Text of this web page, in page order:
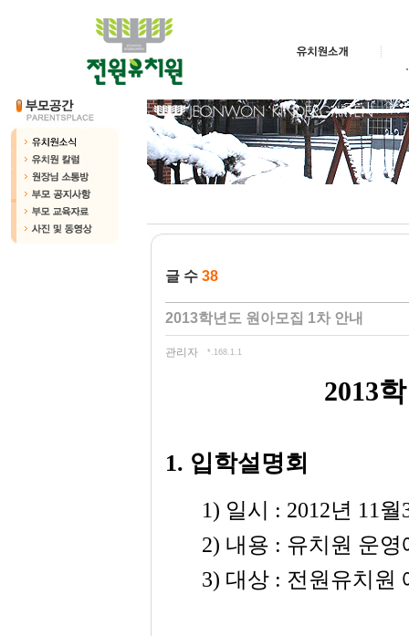
글 수 38
2013학년도 원아모집 1차 안내
관리자 *.168.1.1
2013
1. 입학설명회
1) 일시 : 2012년 11 월
2) 내용 : 유치원 운영
3) 대상 : 전원유치원